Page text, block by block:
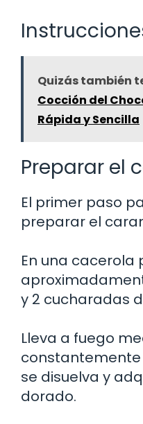
Quizás también
Cocción del
Rápida y Sencilla
Preparar el
El primer paso
preparar el
En una cacerola
y 2 cucharadas
Lleva a fuego
se disuelva y
dorado.